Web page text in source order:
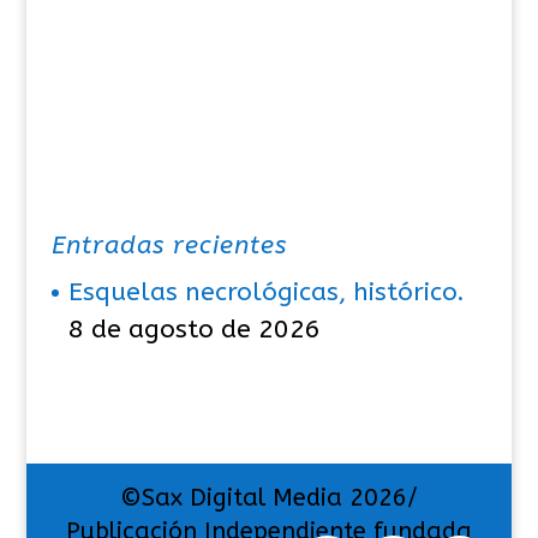
Entradas recientes
Esquelas necrológicas, histórico.
8 de agosto de 2026
©Sax Digital Media 2026/
Publicación Independiente fundada